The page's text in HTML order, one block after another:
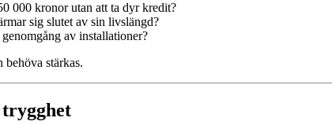
000 kronor utan att ta dyr kredit?
sig slutet av sin livslängd?
av installationer?
stärkas.